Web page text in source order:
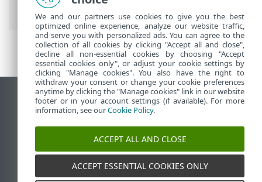
skupova
Prikaži stranicu za radnu površinu
End of Life
ESET-ova baza znanja
ESET Status Portal
Regionalna podrška
We and our partners use cookies to give you the best
optimized online experience, analyze our website traffic,
and serve you with personalized ads. You can agree to the
collection of all cookies by clicking "Accept all and close",
decline all non-essential cookies by choosing "Accept
essential cookies only", or adjust your cookie settings by
clicking "Manage cookies". You also have the right to
withdraw your consent or change your cookie preferences
anytime by clicking the "Manage cookies" link in our website
footer or in your account settings (if available). For more
information, see ourCookie Policy.
ACCEPT ALL AND CLOSE
ACCEPT ESSENTIAL COOKIES ONLY